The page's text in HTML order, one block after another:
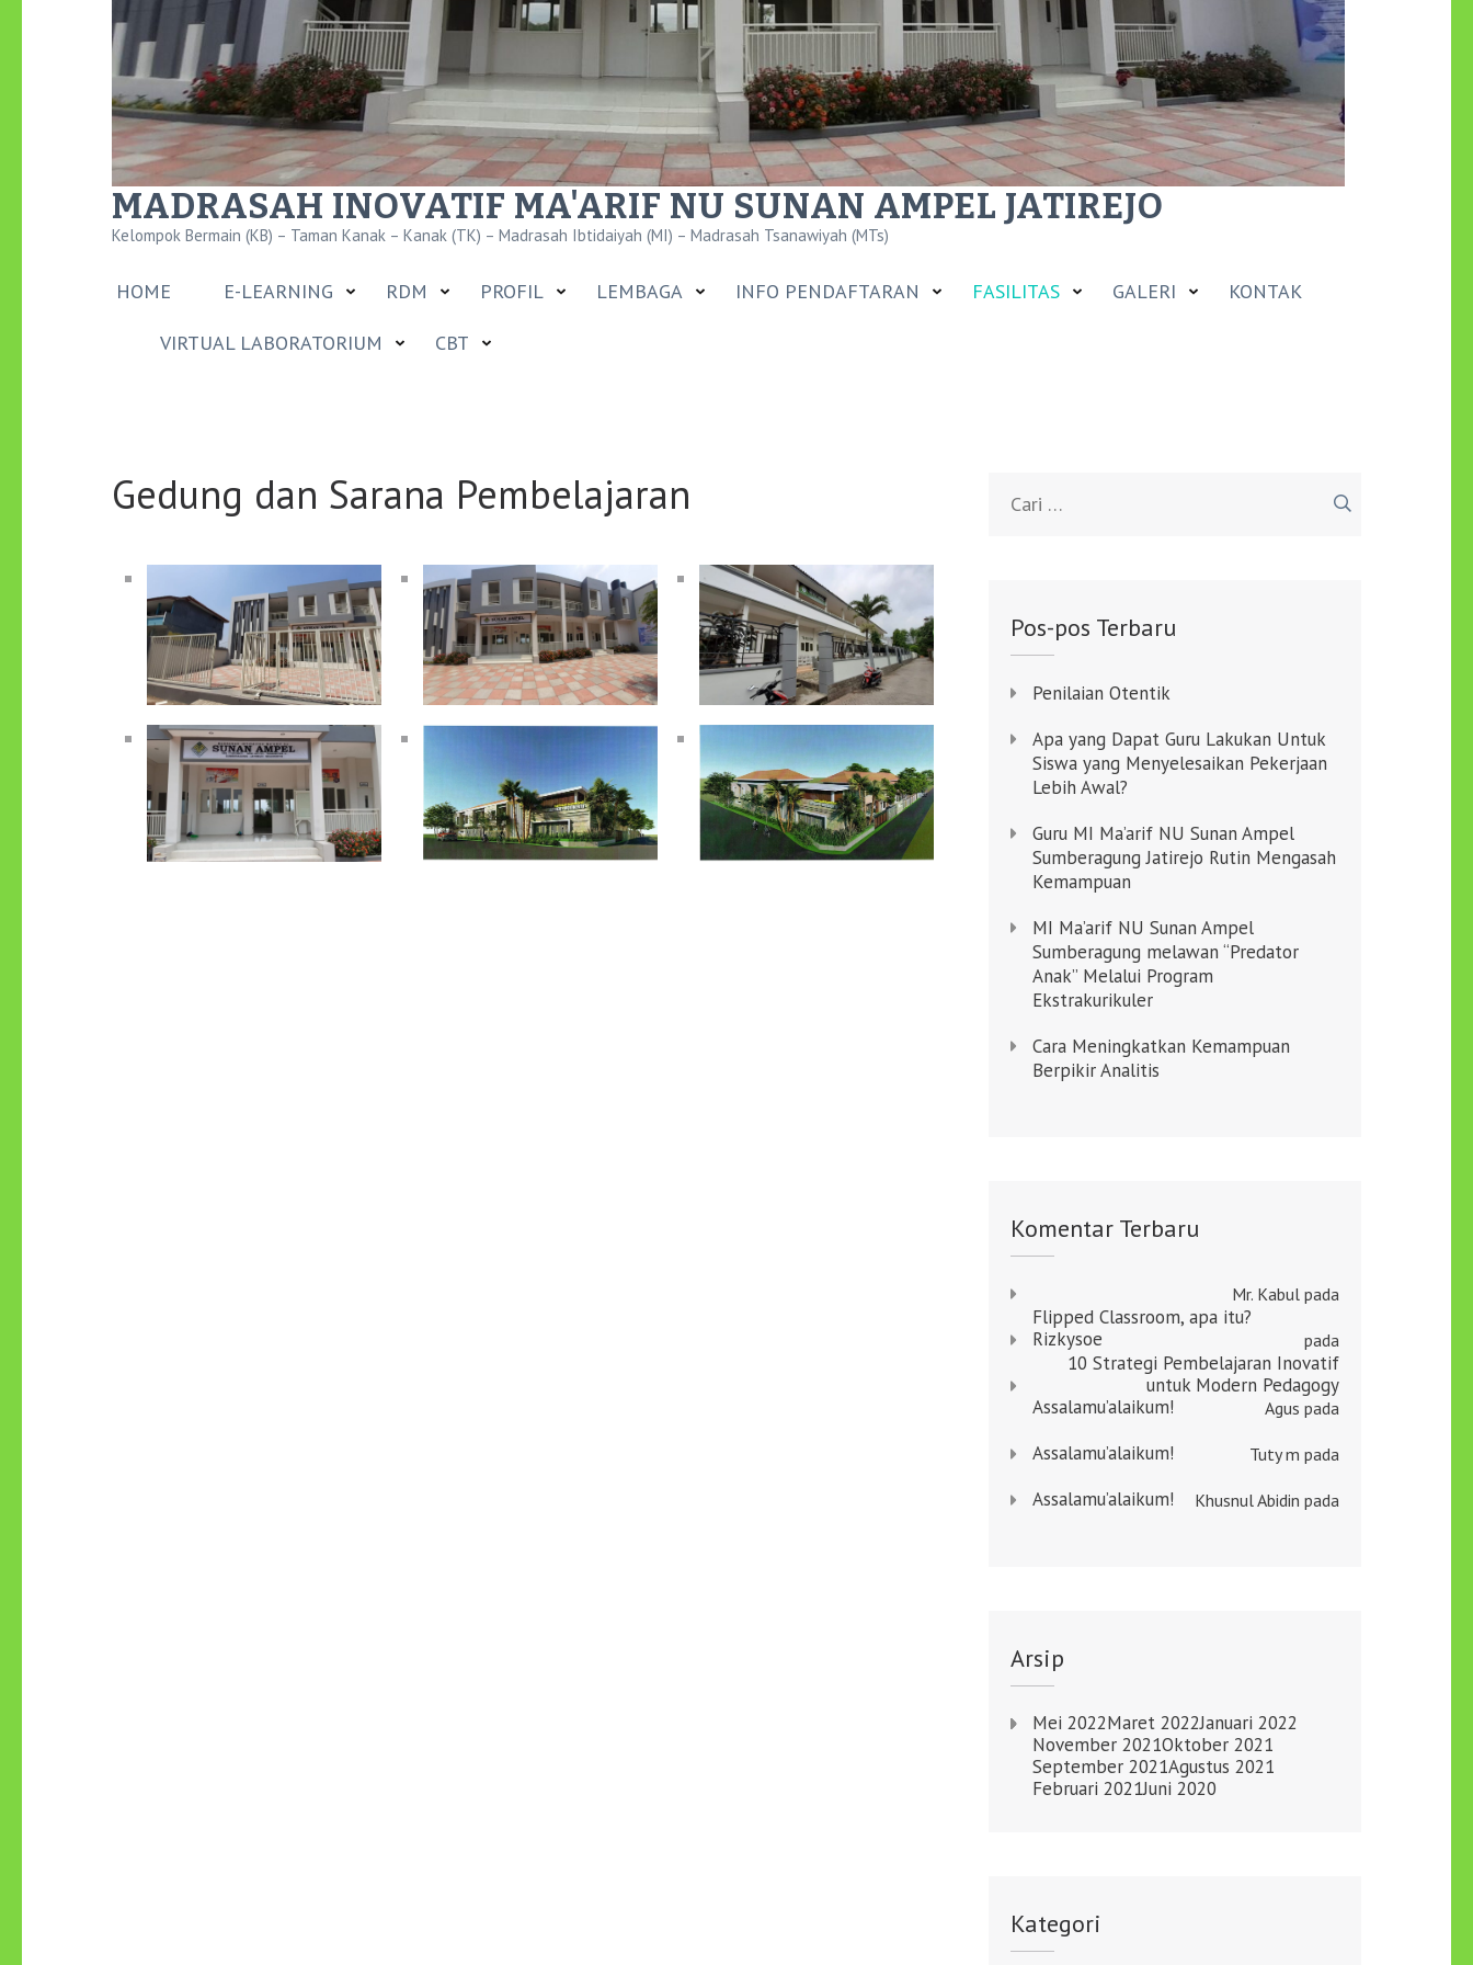
MADRASAH INOVATIF MA'ARIF NU SUNAN AMPEL JATIREJO
Kelompok Bermain (KB) – Taman Kanak – Kanak (TK) – Madrasah Ibtidaiyah (MI) – Madrasah Tsanawiyah (MTs)
HOME E-LEARNING RDM PROFIL LEMBAGA INFO PENDAFTARAN FASILITAS GALERI KONTAK
VIRTUAL LABORATORIUM CBT
Gedung dan Sarana Pembelajaran
untuk:
Pos-pos Terbaru
Penilaian Otentik
Apa yang Dapat Guru Lakukan Untuk
Siswa yang Menyelesaikan Pekerjaan
Lebih Awal?
Guru MI Ma’arif NU Sunan Ampel
Sumberagung Jatirejo Rutin Mengasah
Kemampuan
MI Ma’arif NU Sunan Ampel
Sumberagung melawan “Predator
Anak” Melalui Program
Ekstrakurikuler
Cara Meningkatkan Kemampuan
Berpikir Analitis
Komentar Terbaru
Mr. Kabulpada
Flipped Classroom, apa itu?
Rizkysoe
pada
10 Strategi Pembelajaran Inovatif
untuk Modern Pedagogy
Agus pada
Assalamu’alaikum!
Tuty m pada
Assalamu’alaikum!
Khusnul Abidin pada
Assalamu’alaikum!
Arsip
Mei 2022Maret 2022Januari 2022
November 2021Oktober 2021
September 2021Agustus 2021
Februari 2021Juni 2020
Kategori